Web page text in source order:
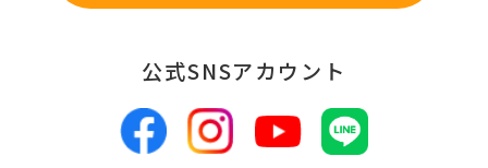
公式SNSアカウント